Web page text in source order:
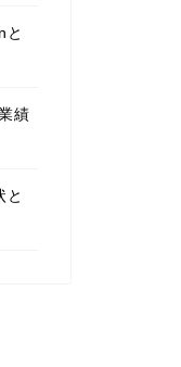
と
績
と